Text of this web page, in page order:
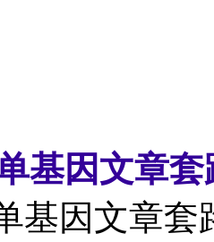
基因文章
基因文章套